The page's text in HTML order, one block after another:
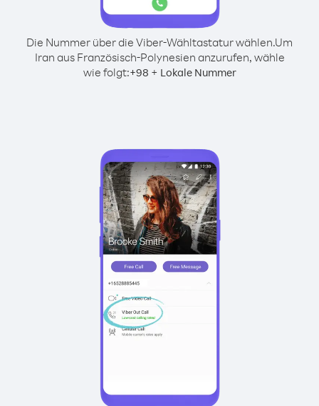
Die Nummer über die Viber-Wähltastatur wählen.Um
Iran aus Französisch-Polynesien anzurufen, wähle
wie folgt:+98 + Lokale Nummer